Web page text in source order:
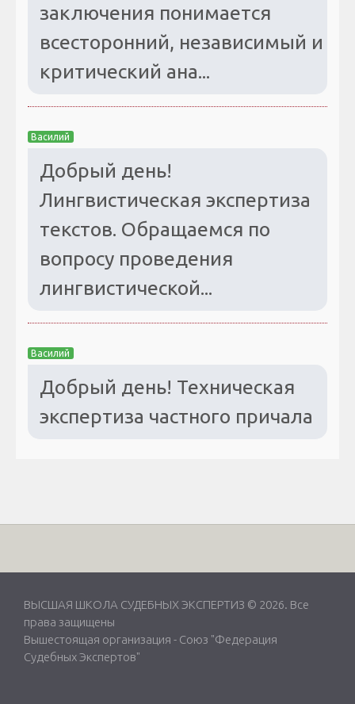
заключения понимается
всесторонний, независимый и
критический ана...
Василий
Добрый день!
Лингвистическая экспертиза
текстов. Обращаемся по
вопросу проведения
лингвистической...
Василий
Добрый день! Техническая
экспертиза частного причала
ВЫСШАЯ ШКОЛА СУДЕБНЫХ ЭКСПЕРТИЗ © 2026. Все
права защищены
Вышестоящая организация - Союз "Федерация
Судебных Экспертов"